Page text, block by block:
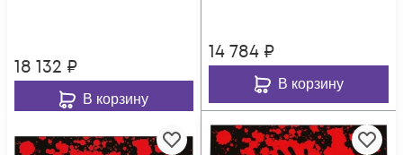
18 132 ₽
В корзину
14 784 ₽
В корзину